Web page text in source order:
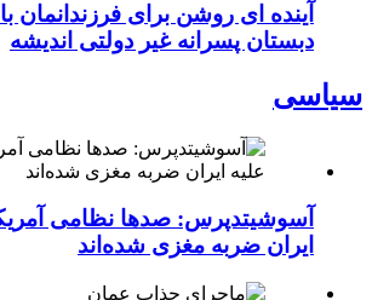
آینده ای روشن برای فرزندانمان
دبستان پسرانه غیر دولتی اندیشه
سیاسی
آسوشیتدپرس: صدها نظامی
ایران ضربه مغزی شده‌اند